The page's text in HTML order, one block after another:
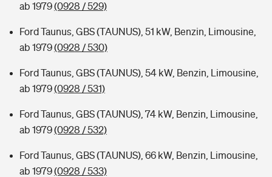
ab 1979(0928 / 529)
Ford Taunus, GBS (TAUNUS), 51 kW, Benzin, Limousine,
ab 1979(0928 / 530)
Ford Taunus, GBS (TAUNUS), 54 kW, Benzin, Limousine,
ab 1979(0928 / 531)
Ford Taunus, GBS (TAUNUS), 74 kW, Benzin, Limousine,
ab 1979(0928 / 532)
Ford Taunus, GBS (TAUNUS), 66 kW, Benzin, Limousine,
ab 1979(0928 / 533)